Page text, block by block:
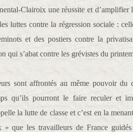
Clairoix une réussite et d’amplifier
luttes contre la régression sociale :
et des postiers contre la
qui s’abat contre les grévistes du
sont affrontés au même pouvoir du
qu’ils pourront le faire reculer et
la lutte de classe et c’est en la
» que les travailleurs de France